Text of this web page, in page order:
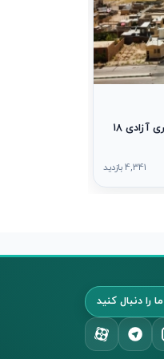
خیابان جدید ۲۶۰ متری آزادی ۱۸
4,341 بازدید
ما را دنبال کنید